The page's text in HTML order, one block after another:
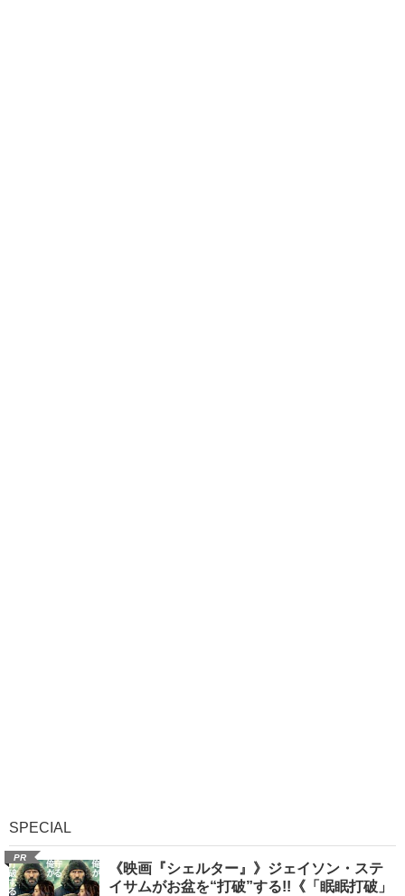
SPECIAL
PR
《映画『シェルター』》ジェイソン・ステ
イサムがお盆を“打破”する!!《「眠眠打破」